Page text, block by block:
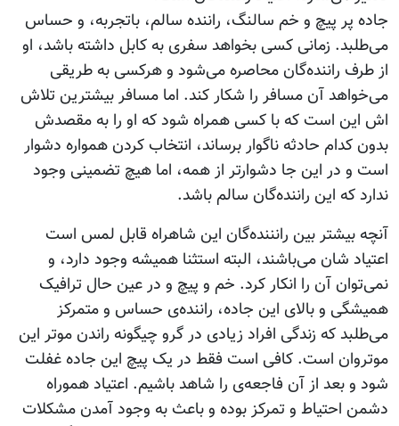
جاده پر پیچ و خم سالنگ،‌ راننده سالم، باتجربه، و حساس
می‌طلبد. زمانی کسی بخواهد سفری به کابل داشته باشد، او
از طرف راننده‌گان محاصره می‌شود و هرکسی به طریقی
می‌خواهد آن مسافر را شکار کند. اما مسافر بیشترین تلاش
اش این است که با کسی همراه شود که او را به مقصدش
بدون کدام حادثه ناگوار برساند، انتخاب کردن همواره دشوار
است و در این جا دشوار‌تر از همه، اما هیچ تضمینی وجود
ندارد که این راننده‌گان سالم باشد.
آنچه بیشتر بین رانننده‌گان این شاهراه قابل لمس است
اعتیاد شان می‌باشند، البته استثنا همیشه وجود دارد، و
نمی‌توان آن را انکار کرد. خم و پیچ و در عین حال ترافیک
همیشگی و بالای این جاده، راننده‌ی حساس و متمرکز
می‌طلبد که زندگی افراد زیادی در گرو چیگونه راندن موتر این
موتروان است. کافی است فقط در یک پیچ این جاده غفلت
شود و بعد از آن فاجعه‌ی را شاهد باشیم. اعتیاد هموراه
دشمن احتیاط و تمرکز بوده و باعث به وجود آمدن مشکلات